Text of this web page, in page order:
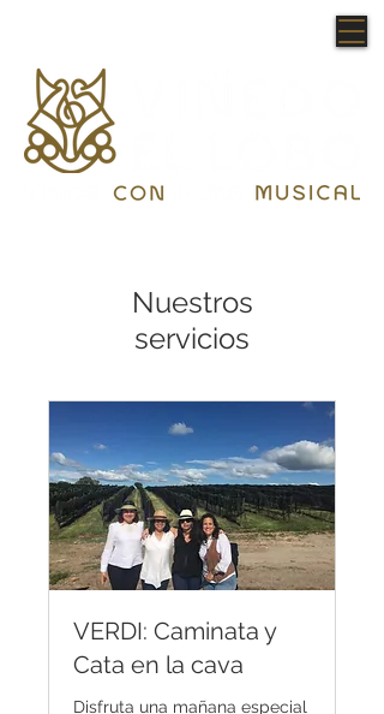
Nuestros
servicios
VERDI: Caminata y
Cata en la cava
Disfruta una mañana especial